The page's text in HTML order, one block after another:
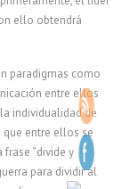
ello obtendrá
paradigmas como
entre ellos
individualidad de
entre ellos se
“divide y
para dividir al